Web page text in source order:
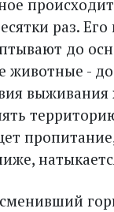
раз.
до
животные -
выживания